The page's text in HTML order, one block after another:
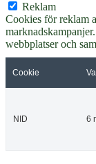
Reklam
Cookies för reklam
webbplatser och
Cookie
NID 6